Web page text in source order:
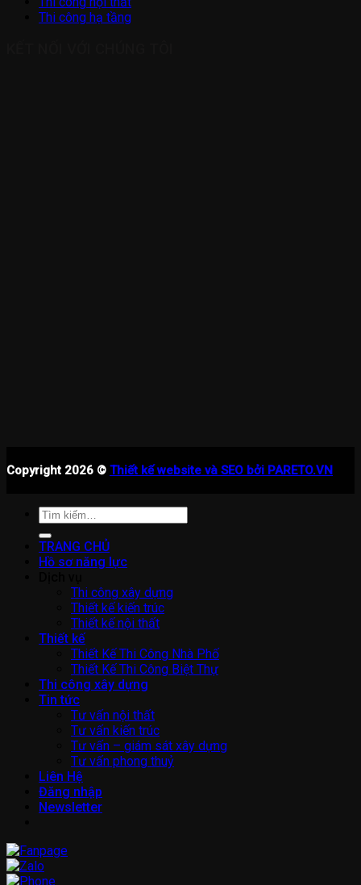
Thi công hạ tầng
Copyright 2026 © Thiết kế website và SEO bởi PARETO.VN
Tìm
kiếm:
TRANG CHỦ
Hồ sơ năng lực
Thi công xây dựng
Thiết kế kiến trúc
Thiết kế nội thất
Thiết kế
Thiết Kế Thi Công Nhà Phố
Thiết Kế Thi Công Biệt Thự
Thi công xây dựng
Tin tức
Tư vấn nội thất
Tư vấn kiến trúc
Tư vấn – giám sát xây dựng
Tư vấn phong thuỷ
Liên Hệ
Đăng nhập
Newsletter